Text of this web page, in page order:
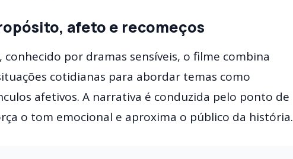
afeto e recomeços
por dramas sensíveis, o filme combina
cotidianas para abordar temas como
afetivos. A narrativa é conduzida pelo ponto de
o tom emocional e aproxima o público da história.